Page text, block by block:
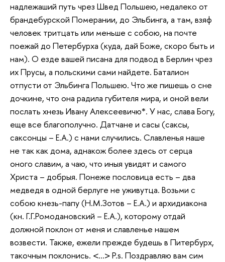
надлежаший путь чрез Швед Польшею, недалеко от
брандебурской Померании, до Эльбинга, а там, взяф
человек тритцать или меньше с собою, на почте
поежай до Петербурха (куда, дай Боже, скоро быть и
нам). О езде вашей писана для подвод в Берлин чрез
их Прусы, а польскими сами найдете. Баталион
отпусти от Эльбинга Польшею. Что же пишешь о сне
дочкине, что она радила губителя мира, и оной вели
послать хнезь Ивану Алексеевичю*. У нас, слава Богу,
еще все благополучно. Датчане и сасы (саксы,
саксонцы – Е.А.) с нами случились. Славленья наше
не так как дома, аднакож более здесь от серца
оного славим, а чаю, что иныя увидят и самого
Христа – добрыя. Понеже пословица есть – два
медведя в одной берлуге не уживутца. Возьми с
собою кнезь-папу (Н.М.Зотов – Е.А.) и архидиакона
(кн. Г.Г.Ромодановский – Е.А.), которому отдай
должной поклон от меня и славленье нашем
возвести. Также, ежели прежде будешь в Питербурх,
такочным поклонись. <…> P.s. Поздравляю вам сим